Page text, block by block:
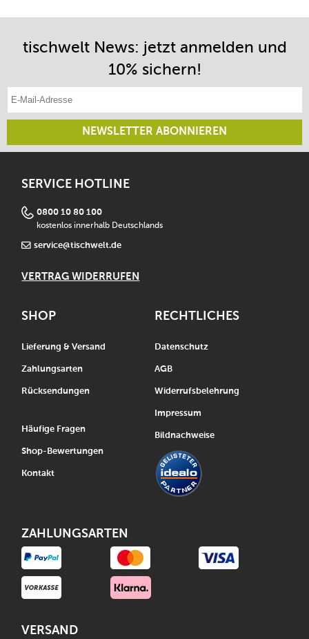
tischwelt News: jetzt anmelden und
10% sichern!
E-Mail-Adresse eintragen
NEWSLETTER ABONNIEREN
SERVICE HOTLINE
0800 10 80 100
kostenlos innerhalb Deutschlands
service@tischwelt.de
VERTRAG WIDERRUFEN
SHOP
Lieferung & Versand
Zahlungsarten
Rücksendungen
Häufige Fragen
Shop-Bewertungen
Kontakt
RECHTLICHES
Datenschutz
AGB
Widerrufsbelehrung
Impressum
Bildnachweise
ZAHLUNGSARTEN
VERSAND